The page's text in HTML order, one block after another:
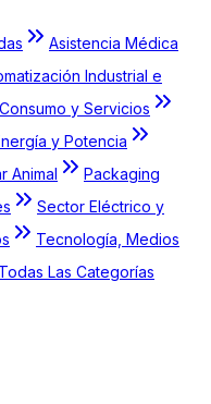
Asistencia Médica
Industrial e
y Servicios
y Potencia
Animal
Packaging
Sector Eléctrico y
Tecnología, Medios
Todas Las Categorías